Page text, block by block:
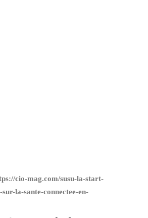
cio-mag.com/susu-la-start-
la-sante-connectee-en-